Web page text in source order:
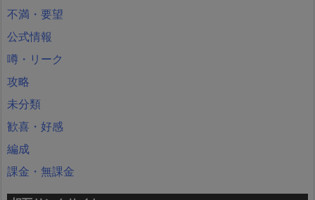
不満・要望
公式情報
噂・リーク
攻略
未分類
歓喜・好感
編成
課金・無課金